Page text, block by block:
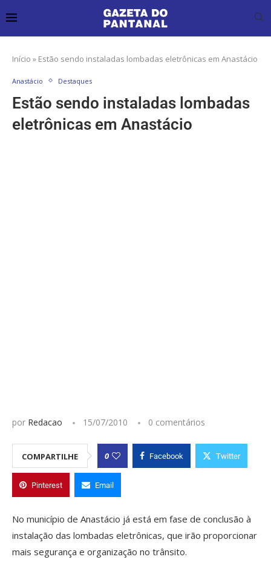
Início » Estão sendo instaladas lombadas eletrônicas em Anastácio
Anastácio Destaques
Estão sendo instaladas lombadas
eletrônicas em Anastácio
por Redacao 15/07/2010 0 comentários
COMPARTILHE 0 Facebook Twitter
Pinterest Email
No município de Anastácio já está em fase de conclusão à
instalação das lombadas eletrônicas, que irão proporcionar
mais segurança e organização no trânsito.